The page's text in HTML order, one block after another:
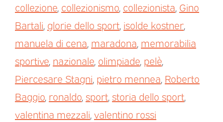
collezione, collezionismo, collezionista, Gino
Bartali, glorie dello sport, isolde kostner,
manuela di cena, maradona, memorabilia
sportive, nazionale, olimpiade, pelè,
Piercesare Stagni, pietro mennea, Roberto
Baggio, ronaldo,sport,storia dello sport,
valentina mezzali,valentino rossi